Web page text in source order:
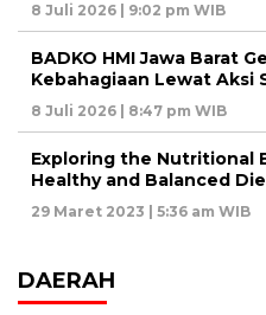
8 Juli 2026 | 9:02 pm WIB
BADKO HMI Jawa Barat
Kebahagiaan Lewat Aksi
8 Juli 2026 | 8:47 pm WIB
Exploring the Nutritional
Healthy and Balanced
29 Maret 2023 | 5:36 am WIB
DAERAH